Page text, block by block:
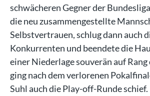
schwächeren Gegner der
die neu zusammengestellte
Selbstvertrauen, schlug dann auch
Konkurrenten und beendete die
einer Niederlage souverän auf Rang
ging nach dem verlorenen
Suhl auch die Play-off-Runde